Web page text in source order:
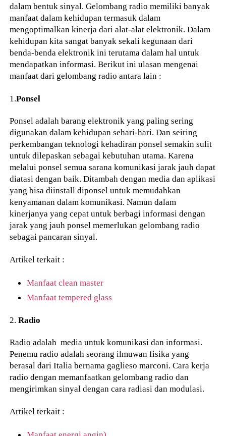
dalam bentuk sinyal. Gelombang radio memiliki banyak
manfaat dalam kehidupan termasuk dalam
mengoptimalkan kinerja dari alat-alat elektronik. Dalam
kehidupan kita sangat banyak sekali kegunaan dari
benda-benda elektronik ini terutama dalam hal untuk
mendapatkan informasi. Berikut ini ulasan mengenai
manfaat dari gelombang radio antara lain :
1.Ponsel
Ponsel adalah barang elektronik yang paling sering
digunakan dalam kehidupan sehari-hari. Dan seiring
perkembangan teknologi kehadiran ponsel semakin sulit
untuk dilepaskan sebagai kebutuhan utama. Karena
melalui ponsel semua sarana komunikasi jarak jauh dapat
diatasi dengan baik. Ditambah dengan media dan aplikasi
yang bisa diinstall diponsel untuk memudahkan
kenyamanan dalam komunikasi. Namun dalam
kinerjanya yang cepat untuk berbagi informasi dengan
jarak yang jauh ponsel memerlukan gelombang radio
sebagai pancaran sinyal.
Artikel terkait :
Manfaat clean master
Manfaat tempered glass
2.Radio
Radio adalah media untuk komunikasi dan informasi.
Penemu radio adalah seorang ilmuwan fisika yang
berasal dari Italia bernama gaglieso marconi. Cara kerja
radio dengan memanfaatkan gelombang radio dan
mengirimkan sinyal dengan cara radiasi dan modulasi.
Artikel terkait :